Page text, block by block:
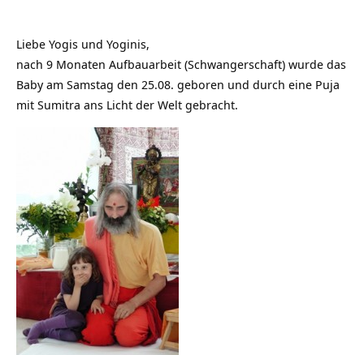
Liebe Yogis und Yoginis,
nach 9 Monaten Aufbauarbeit (Schwangerschaft) wurde das
Baby am Samstag den 25.08. geboren und durch eine Puja
mit Sumitra ans Licht der Welt gebracht.